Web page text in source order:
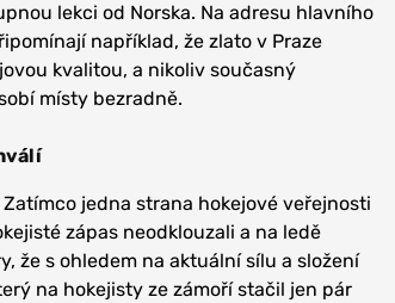
lekci od Norska. Na adresu hlavního
například, že zlato v Praze
kvalitou, a nikoliv současný
místy bezradně.
jedna strana hokejové veřejnosti
zápas neodklouzali a na ledě
že s ohledem na aktuální sílu a složení
na hokejisty ze zámoří stačil jen pár